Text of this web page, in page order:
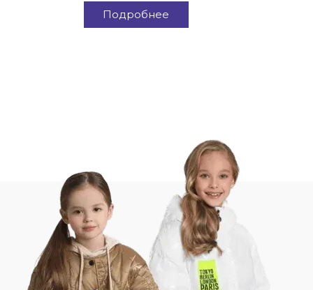
Подробнее